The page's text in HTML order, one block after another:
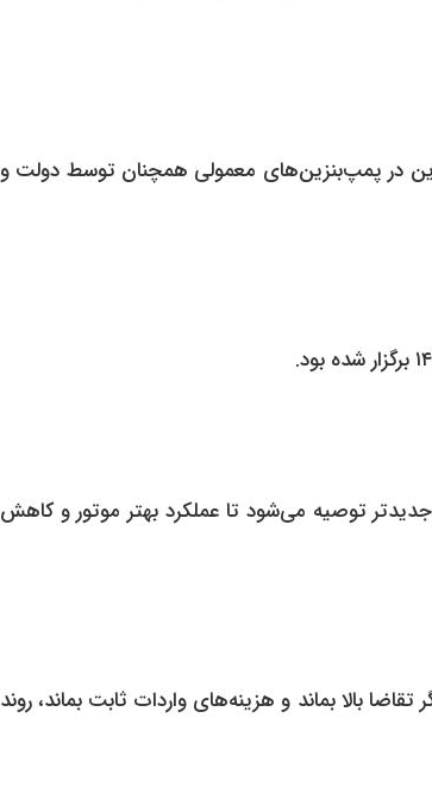
در پمپ‌بنزین‌های معمولی همچنان توسط دولت و
جدیدتر توصیه می‌شود تا عملکرد بهتر موتور و کاهش
بالا بماند و هزینه‌های واردات ثابت بماند، روند